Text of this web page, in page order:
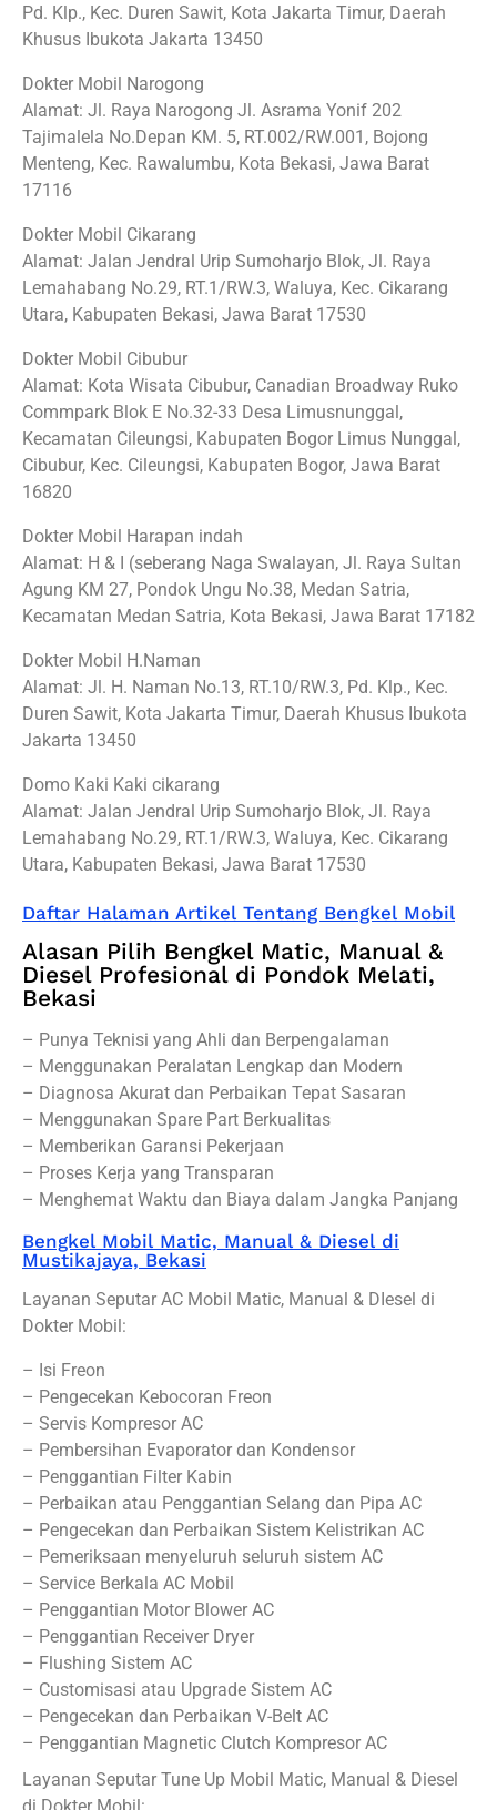
Pd. Klp., Kec. Duren Sawit, Kota Jakarta Timur, Daerah
Khusus Ibukota Jakarta 13450
Dokter Mobil Narogong
Alamat: Jl. Raya Narogong Jl. Asrama Yonif 202
Tajimalela No.Depan KM. 5, RT.002/RW.001, Bojong
Menteng, Kec. Rawalumbu, Kota Bekasi, Jawa Barat
17116
Dokter Mobil Cikarang
Alamat: Jalan Jendral Urip Sumoharjo Blok, Jl. Raya
Lemahabang No.29, RT.1/RW.3, Waluya, Kec. Cikarang
Utara, Kabupaten Bekasi, Jawa Barat 17530
Dokter Mobil Cibubur
Alamat: Kota Wisata Cibubur, Canadian Broadway Ruko
Commpark Blok E No.32-33 Desa Limusnunggal,
Kecamatan Cileungsi, Kabupaten Bogor Limus Nunggal,
Cibubur, Kec. Cileungsi, Kabupaten Bogor, Jawa Barat
16820
Dokter Mobil Harapan indah
Alamat: H & I (seberang Naga Swalayan, Jl. Raya Sultan
Agung KM 27, Pondok Ungu No.38, Medan Satria,
Kecamatan Medan Satria, Kota Bekasi, Jawa Barat 17182
Dokter Mobil H.Naman
Alamat: Jl. H. Naman No.13, RT.10/RW.3, Pd. Klp., Kec.
Duren Sawit, Kota Jakarta Timur, Daerah Khusus Ibukota
Jakarta 13450
Domo Kaki Kaki cikarang
Alamat: Jalan Jendral Urip Sumoharjo Blok, Jl. Raya
Lemahabang No.29, RT.1/RW.3, Waluya, Kec. Cikarang
Utara, Kabupaten Bekasi, Jawa Barat 17530
Daftar Halaman Artikel Tentang Bengkel Mobil
Alasan Pilih Bengkel Matic, Manual &
Diesel Profesional di Pondok Melati,
Bekasi
– Punya Teknisi yang Ahli dan Berpengalaman
– Menggunakan Peralatan Lengkap dan Modern
– Diagnosa Akurat dan Perbaikan Tepat Sasaran
– Menggunakan Spare Part Berkualitas
– Memberikan Garansi Pekerjaan
– Proses Kerja yang Transparan
– Menghemat Waktu dan Biaya dalam Jangka Panjang
Bengkel Mobil Matic, Manual & Diesel di
Mustikajaya, Bekasi
Layanan Seputar AC Mobil Matic, Manual & DIesel di
Dokter Mobil:
– Isi Freon
– Pengecekan Kebocoran Freon
– Servis Kompresor AC
– Pembersihan Evaporator dan Kondensor
– Penggantian Filter Kabin
– Perbaikan atau Penggantian Selang dan Pipa AC
– Pengecekan dan Perbaikan Sistem Kelistrikan AC
– Pemeriksaan menyeluruh seluruh sistem AC
– Service Berkala AC Mobil
– Penggantian Motor Blower AC
– Penggantian Receiver Dryer
– Flushing Sistem AC
– Customisasi atau Upgrade Sistem AC
– Pengecekan dan Perbaikan V-Belt AC
– Penggantian Magnetic Clutch Kompresor AC
Layanan Seputar Tune Up Mobil Matic, Manual & Diesel
di Dokter Mobil: